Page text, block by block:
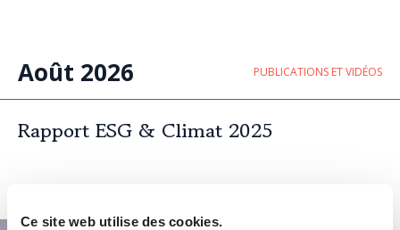
Ce site web utilise des cookies.
Août 2026 PUBLICATIONS ET VIDÉOS
Rapport ESG & Climat 2025